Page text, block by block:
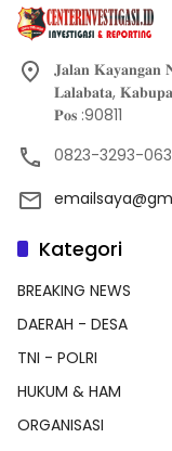
𝐉𝐚𝐥𝐚𝐧 𝐊𝐚𝐲𝐚𝐧𝐠𝐚𝐧
𝐋𝐚𝐥𝐚𝐛𝐚𝐭𝐚,
𝐏𝐨𝐬 :90811
0823-3293-
Kategori
BREAKING NEWS
DAERAH - DESA
TNI - POLRI
HUKUM & HAM
ORGANISASI